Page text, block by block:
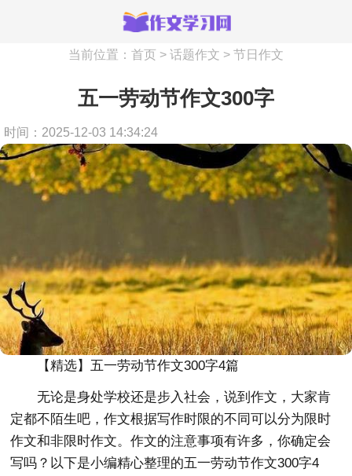
当前位置： 首页 > 话题作文 > 节日作文
五一劳动节作文300字
时间：2025-12-03 14:34:24
【精选】五一劳动节作文300字4篇
无论是身处学校还是步入社会，说到作文，大家肯
定都不陌生吧，作文根据写作时限的不同可以分为限时
作文和非限时作文。作文的注意事项有许多，你确定会
写吗？以下是小编精心整理的五一劳动节作文300字4